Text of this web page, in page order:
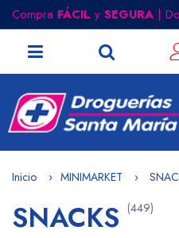
Compra FÁCIL y SEGURA |
Inicio MINIMARKET
SNACKS (449)